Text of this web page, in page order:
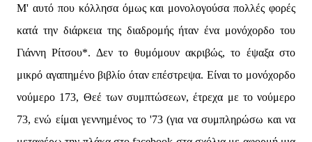
Μ' αυτό που κόλλησα όμως και μονολογούσα πολλές φορές
κατά την διάρκεια της διαδρομής ήταν ένα μονόχορδο του
Γιάννη Ρίτσου*. Δεν το θυμόμουν ακριβώς, το έψαξα στο
μικρό αγαπημένο βιβλίο όταν επέστρεψα. Είναι το μονόχορδο
νούμερο 173, Θεέ των συμπτώσεων, έτρεχα με το νούμερο
73, ενώ είμαι γεννημένος το '73 (για να συμπληρώσω και να